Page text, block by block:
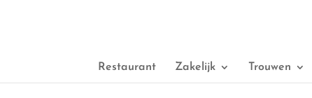
Restaurant Zakelijk Trouwen